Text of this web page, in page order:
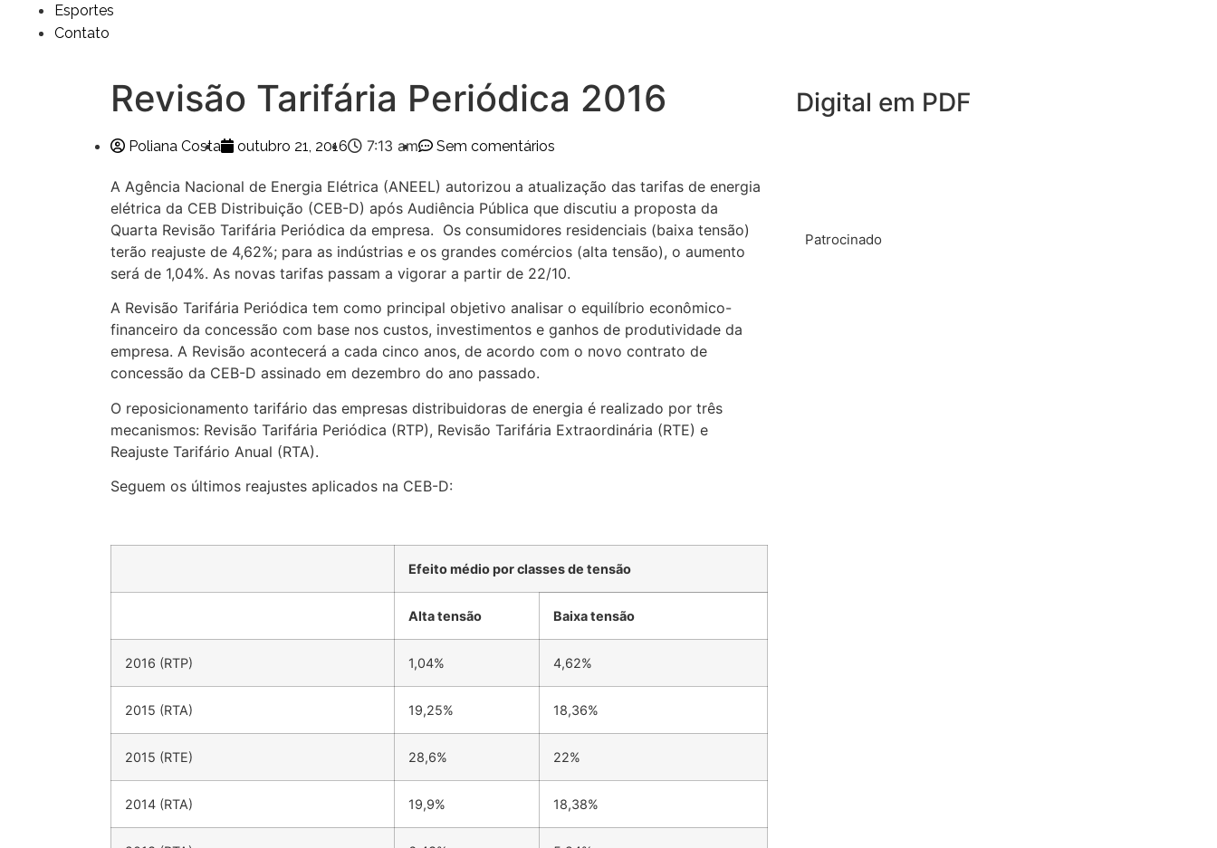
Esportes
Contato
Revisão Tarifária Periódica 2016
Poliana Costa outubro 21, 2016 7:13 am Sem comentários
A Agência Nacional de Energia Elétrica (ANEEL) autorizou a atualização das tarifas de energia
elétrica da CEB Distribuição (CEB-D) após Audiência Pública que discutiu a proposta da
Quarta Revisão Tarifária Periódica da empresa. Os consumidores residenciais (baixa tensão)
terão reajuste de 4,62%; para as indústrias e os grandes comércios (alta tensão), o aumento
será de 1,04%. As novas tarifas passam a vigorar a partir de 22/10.
A Revisão Tarifária Periódica tem como principal objetivo analisar o equilíbrio econômico-
financeiro da concessão com base nos custos, investimentos e ganhos de produtividade da
empresa. A Revisão acontecerá a cada cinco anos, de acordo com o novo contrato de
concessão da CEB-D assinado em dezembro do ano passado.
O reposicionamento tarifário das empresas distribuidoras de energia é realizado por três
mecanismos: Revisão Tarifária Periódica (RTP), Revisão Tarifária Extraordinária (RTE) e
Reajuste Tarifário Anual (RTA).
Seguem os últimos reajustes aplicados na CEB-D:
Efeito médio por classes de tensão
Alta tensão Baixa tensão
2016 (RTP) 1,04% 4,62%
2015 (RTA) 19,25% 18,36%
2015 (RTE) 28,6% 22%
2014 (RTA) 19,9% 18,38%
Digital em PDF
Patrocinado